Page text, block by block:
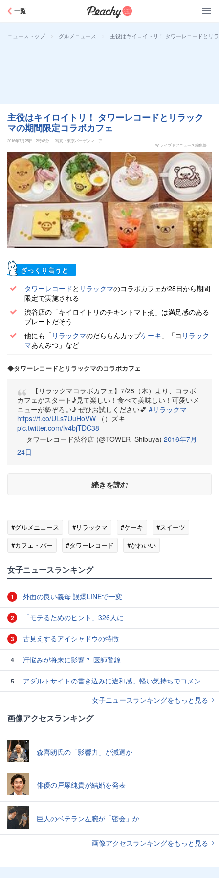
一覧
ニューストップ > グルメニュース > 主役はキイロイトリ！ タワーレコードとリ
主役はキイロイトリ！ タワーレコードとリラック
マの期間限定コラボカフェ
2016年7月25日 12時43分
写真：東京バーゲンマニア
by ライブドアニュース編集部
ざっくり言うと
タワーレコード と リラックマのコラボカフェが28日から期間
限定で実施される
渋谷店の「キイロイトリのチキントマト煮」は満足感のある
プレートだそう
他にも「 リラックマのだららんカップケーキ 」「コ リラック
マあんみつ」など
◆タワーレコードとリラックマのコラボカフェ
【リラックマコラボカフェ】7/28（木）より、コラボ
カフェがスタート♪見て楽しい！食べて美味しい！可愛いメ
ニューが勢ぞろい♪ ぜひお試しください💕 #リラックマ
https://t.co/ULs7UuHoVW （）ズキ
pic.twitter.com/lv4bjTDC38
— タワーレコード渋谷店 (@TOWER_Shibuya) 2016年7月
24日
続きを読む
#グルメニュース #リラックマ #ケーキ
#スイーツ
#カフェ・バー
#タワーレコード #かわいい
女子ニュースランキング
1 外面の良い義母 誤爆LINEで一変
2 「モテるためのヒント」326人に
3 古見えするアイシャドウの特徴
4 汗悩みが将来に影響？ 医師警鐘
5
アダルトサイトの書き込みに違和感。軽い気持ちでコメントしてみると…／近畿地方のある場所について（1）
女子ニュースランキングをもっと見る
画像アクセスランキング
森喜朗氏の「影響力」が減退か
俳優の戸塚純貴が結婚を発表
巨人のベテラン左腕が「密会」か
画像アクセスランキングをもっと見る